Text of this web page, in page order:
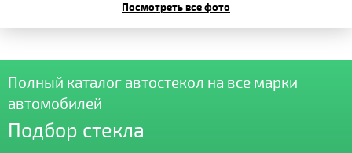
Посмотреть все фото
Полный каталог автостекол на все марки
автомобилей
Подбор стекла